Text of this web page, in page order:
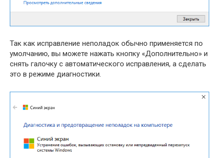
Так как исправление неполадок обычно применяется по
умолчанию, вы можете нажать кнопку «Дополнительно» и
снять галочку с автоматического исправления, а сделать
это в режиме диагностики.